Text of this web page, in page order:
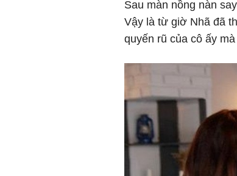
Sau màn nồng nàn
Vậy là từ giờ Nhã đã
quyến rũ của cô ấy